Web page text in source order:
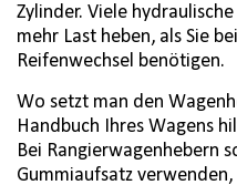
Zylinder. Viele
mehr Last heben, als Sie
Reifenwechsel benötigen.
Wo setzt man den
Handbuch Ihres Wagens
Bei Rangierwagenhebern
Gummiaufsatz